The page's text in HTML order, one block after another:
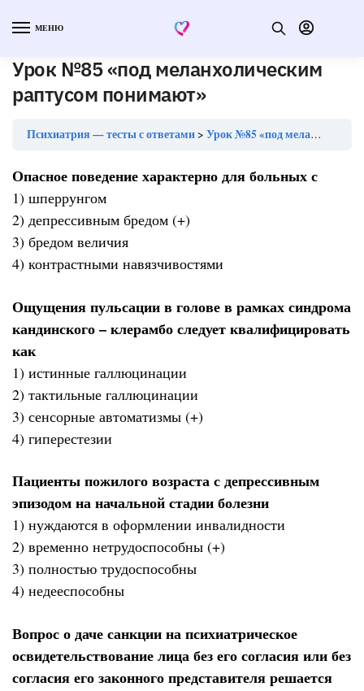
МЕНЮ
Урок №85 «под меланхолическим
раптусом понимают»
Психиатрия — тесты с ответами Урок №85 «под меланхолическим раптусом понимают»
Опасное поведение характерно для больных с
1) шперрунгом
2) депрессивным бредом (+)
3) бредом величия
4) контрастными навязчивостями
Ощущения пульсации в голове в рамках синдрома
кандинского – клерамбо следует квалифицировать
как
1) истинные галлюцинации
2) тактильные галлюцинации
3) сенсорные автоматизмы (+)
4) гиперестезии
Пациенты пожилого возраста с депрессивным
эпизодом на начальной стадии болезни
1) нуждаются в оформлении инвалидности
2) временно нетрудоспособны (+)
3) полностью трудоспособны
4) недееспособны
Вопрос о даче санкции на психиатрическое
освидетельствование лица без его согласия или без
согласия его законного представителя решается